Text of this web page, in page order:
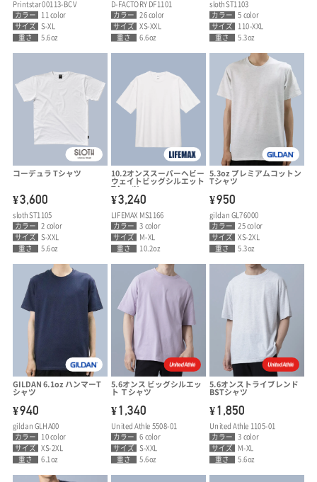
Printstar 00113-BCV
カラー
11 color
サイズ
S-XL
重さ
5.6oz
D-FACTORY DF1101
カラー
26 color
サイズ
XS-XXL
重さ
6.6oz
sloth ST1103
カラー
5 color
サイズ
110-XXL
重さ
5.3oz
コーデュラ Tシャツ
¥3,600
sloth ST1105
カラー
2 color
サイズ
S-XXL
重さ
5.6oz
10.2オンススーパーヘビー
ウェイトビッグシルエット
Tシャツ
¥3,240
LIFEMAX MS1166
カラー
3 color
サイズ
M-XL
重さ
10.2oz
5.3oz プレミアムコットン
Tシャツ
¥950
gildan GL76000
カラー
25 color
サイズ
XS-2XL
重さ
5.3oz
GILDAN 6.1oz ハンマーT
シャツ
¥940
gildan GLHA00
カラー
10 color
サイズ
XS-2XL
重さ
6.1oz
5.6オンス ビッグシルエッ
ト Ｔシャツ
¥1,340
United Athle 5508-01
カラー
6 color
サイズ
S-XXL
重さ
5.6oz
5.6オンストライブレンド
BSTシャツ
¥1,850
United Athle 1105-01
カラー
3 color
サイズ
M-XL
重さ
5.6oz